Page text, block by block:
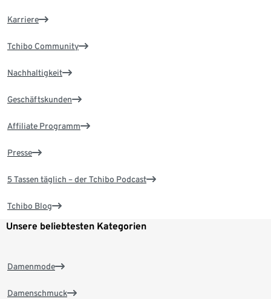
Karriere
Tchibo Community
Nachhaltigkeit
Geschäftskunden
Affiliate Programm
Presse
5 Tassen täglich – der Tchibo Podcast
Tchibo Blog
Unsere beliebtesten Kategorien
Damenmode
Damenschmuck